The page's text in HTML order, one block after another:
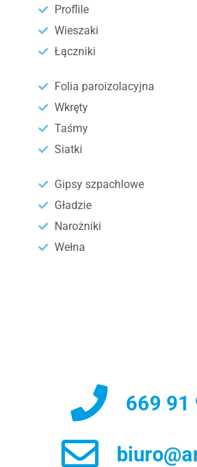
Proflile
Wieszaki
Łączniki
Folia paroizolacyjna
Wkręty
Taśmy
Siatki
Gipsy szpachlowe
Gładzie
Narożniki
Wełna
669 91